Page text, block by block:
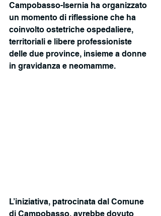
Campobasso-Isernia ha organizzato
un momento di riflessione che ha
coinvolto ostetriche ospedaliere,
territoriali e libere professioniste
delle due province, insieme a donne
in gravidanza e neomamme.
L’iniziativa, patrocinata dal Comune
di Campobasso, avrebbe dovuto